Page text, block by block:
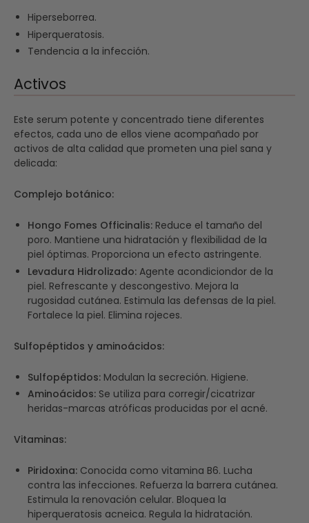
Hiperseborrea.
Hiperqueratosis.
Tendencia a la infección.
Activos
Este serum potente y concentrado tiene diferentes
efectos, cada uno de ellos viene acompañado por
activos de alta calidad que prometen una piel sana y
delicada:
Complejo botánico:
Hongo Fomes Officinalis: Reduce el tamaño del
poro. Mantiene una hidratación y flexibilidad de la
piel óptimas. Proporciona un efecto astringente.
Levadura Hidrolizado: Agente acondiciondor de la
piel. Refrescante y descongestivo. Mejora la
rugosidad cutánea. Estimula las defensas de la piel.
Fortalece la piel. Elimina rojeces.
Sulfopéptidos y aminoácidos:
Sulfopéptidos: Modulan la secreción. Higiene.
Aminoácidos: Se utiliza para corregir/cicatrizar
heridas-marcas atróficas producidas por el acné.
Vitaminas:
Piridoxina: Conocida como vitamina B6. Lucha
contra las infecciones. Refuerza la barrera cutánea.
Estimula la renovación celular. Bloquea la
hiperqueratosis acneica. Regula la hidratación.